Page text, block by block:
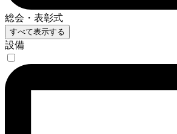
総会・表彰式
すべて表示する
設備